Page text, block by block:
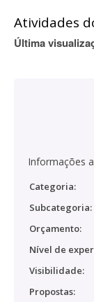
Atividades
Última
Informações
Categoria:
Subcategoria:
Orçamento:
Nível de
Visibilidade:
Propostas: